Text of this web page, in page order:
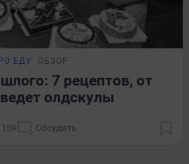
ЕДУ ОБЗОР
7 рецептов, от
олдскулы
159 Обсудить